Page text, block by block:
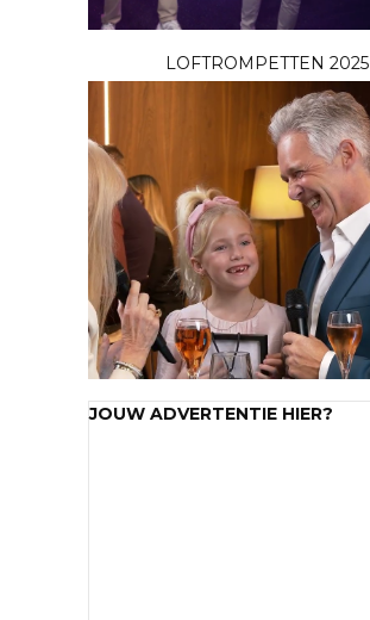
LOFTROMPETTEN 2025
JOUW ADVERTENTIE HIER?